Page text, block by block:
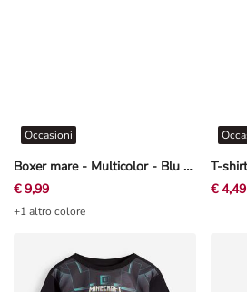
Boxer mare - Multicolor - Blu scuro
Occasioni
€ 9,99
+1 altro colore
€ 4,49